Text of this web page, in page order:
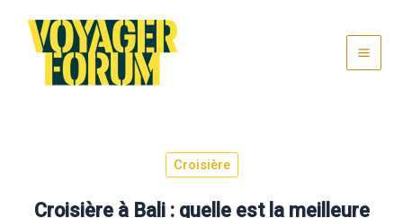
contenu
Croisière
Croisière à Bali : quelle est la meilleure